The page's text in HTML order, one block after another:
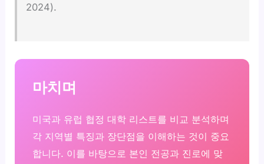
2024).
마치며
미국과 유럽 협정 대학 리스트를 비교 분석하며
각 지역별 특징과 장단점을 이해하는 것이 중요
합니다. 이를 바탕으로 본인 전공과 진로에 맞